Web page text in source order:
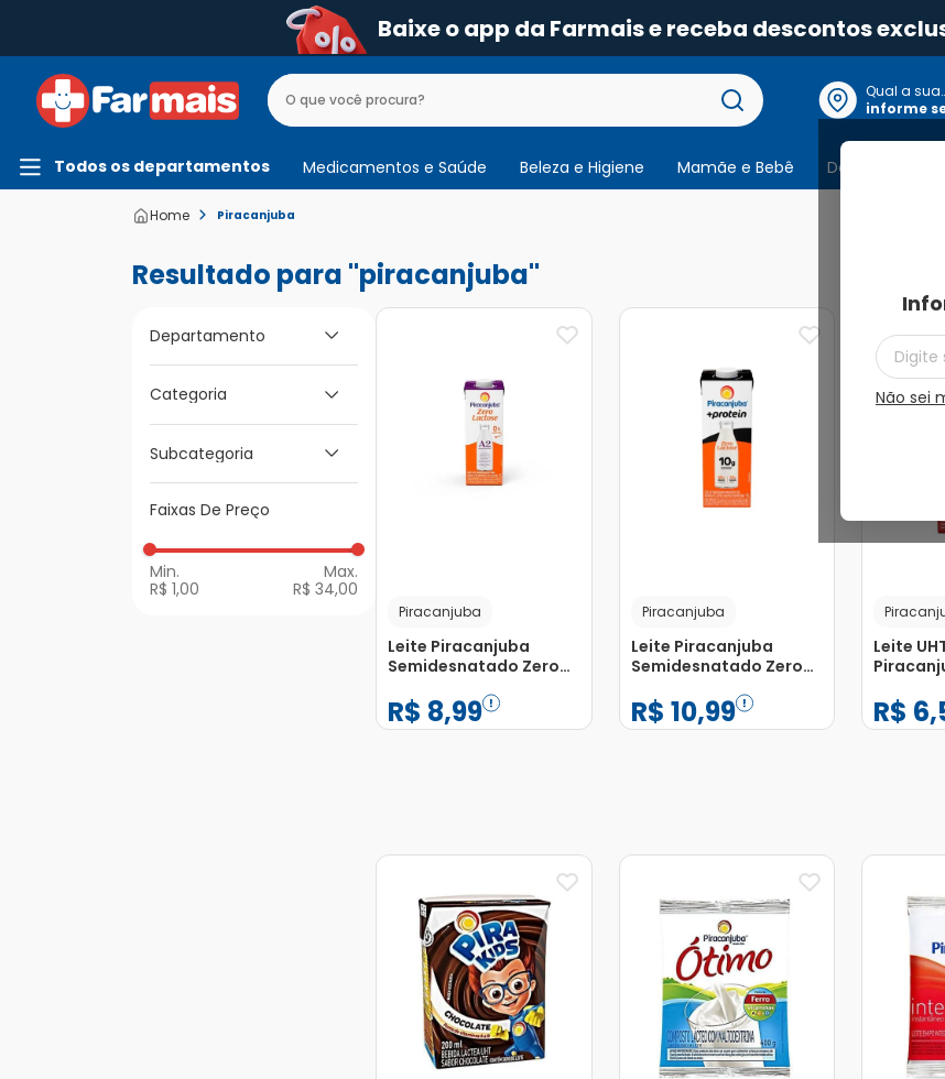
Baixe o app da Farmais e receba descontos
Qual a sua
informe
Não sei
Todos os departamentos Medicamentos e Saúde Beleza e Higiene Mamãe e Bebê
Piracanjuba
piracanjuba
Departamento
Alimentos
Mamãe e Bebê
Categoria
Alimentação Infantil
Subcategoria
Papinhas e Lanches
Faixas De Preço
R$ 1,00 R$ 34,00
Piracanjuba
Leite Piracanjuba
Semidesnatado Zero
R$ 8,99
Piracanjuba
Leite Piracanjuba
Semidesnatado Zero
R$ 10,99
Leite
R$ 6,